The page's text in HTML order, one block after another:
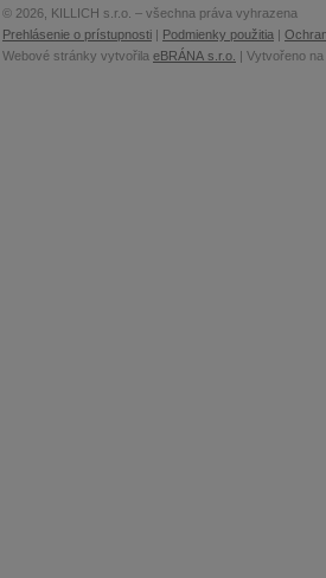
© 2026, KILLICH s.r.o. – všechna práva vyhrazena
Prehlásenie o prístupnosti | Podmienky použitia |
Webové stránky vytvořila eBRÁNA s.r.o. | Vytvořeno na